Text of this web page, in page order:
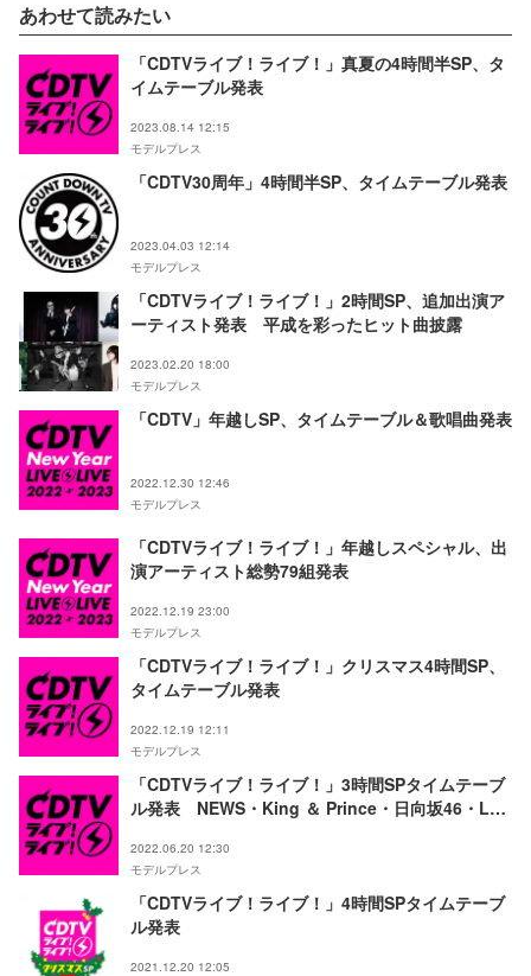
あわせて読みたい
「CDTVライブ！ライブ！」真夏の4時間半SP、タ
イムテーブル発表
2023.08.14 12:15
モデルプレス
「CDTV30周年」4時間半SP、タイムテーブル発表
2023.04.03 12:14
モデルプレス
「CDTVライブ！ライブ！」2時間SP、追加出演ア
ーティスト発表 平成を彩ったヒット曲披露
2023.02.20 18:00
モデルプレス
「CDTV」年越しSP、タイムテーブル＆歌唱曲発表
2022.12.30 12:46
モデルプレス
「CDTVライブ！ライブ！」年越しスペシャル、出
演アーティスト総勢79組発表
2022.12.19 23:00
モデルプレス
「CDTVライブ！ライブ！」クリスマス4時間SP、
タイムテーブル発表
2022.12.19 12:11
モデルプレス
「CDTVライブ！ライブ！」3時間SPタイムテーブ
ル発表 NEWS・King ＆ Prince・日向坂46・LE
2022.06.20 12:30
モデルプレス
「CDTVライブ！ライブ！」4時間SPタイムテーブ
ル発表
2021.12.20 12:05